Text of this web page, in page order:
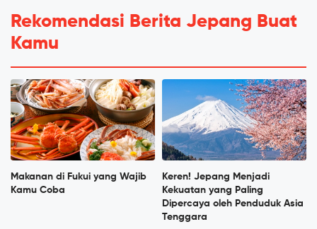
Rekomendasi Berita Jepang Buat
Kamu
Makanan di Fukui yang Wajib
Kamu Coba
Keren! Jepang Menjadi
Kekuatan yang Paling
Dipercaya oleh Penduduk Asia
Tenggara